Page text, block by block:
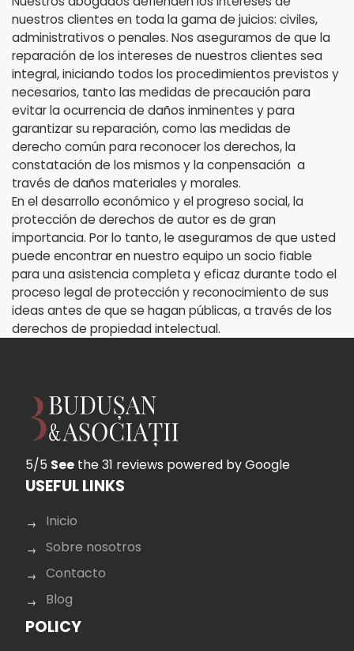
nuestros clientes en toda la gama de juicios: civiles,
administrativos o penales. Nos aseguramos de que la
reparación de los intereses de nuestros clientes sea
integral, iniciando todos los procedimientos previstos y
necesarios, tanto las medidas de precaución para
evitar la ocurrencia de daños inminentes y para
garantizar su reparación, como las medidas de
derecho común para reconocer los derechos, la
constatación de los mismos y la conpensación a
través de daños materiales y morales.
En el desarrollo económico y el progreso social, la
protección de derechos de autor es de gran
importancia. Por lo tanto, le aseguramos de que usted
puede encontrar en nuestro equipo un socio fiable
para una asistencia completa y eficaz durante todo el
proceso legal de protección y reconocimiento de sus
ideas antes de que se hagan públicas, a través de los
derechos de propiedad intelectual.
5/5 See the 31 reviews powered by Google
USEFUL LINKS
Inicio
Sobre nosotros
Contacto
Blog
POLICY